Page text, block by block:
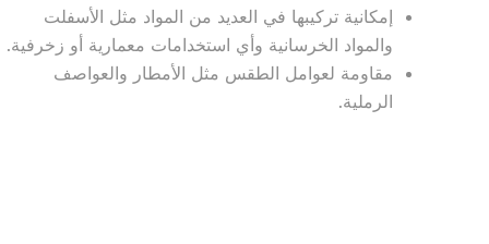
إمكانية تركيبها في العديد من المواد مثل الأسفلت
والمواد الخرسانية وأي استخدامات معمارية أو زخرفية.
مقاومة لعوامل الطقس مثل الأمطار والعواصف
الرملية.